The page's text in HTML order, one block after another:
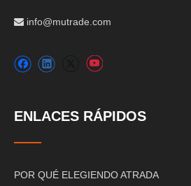
 info@mutrade.com
ENLACES RÁPIDOS
POR QUÉ ELEGIENDO ATRADA